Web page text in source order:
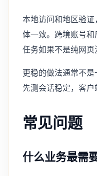
本地访问和地区验
体一致。跨境账号
任务如果不是纯网
更稳的做法通常不
先测会话稳定，客
常见问题
什么业务最需